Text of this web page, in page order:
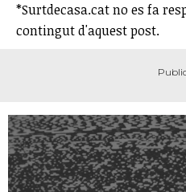
*Surtdecasa.cat no es fa
contingut d'aquest post.